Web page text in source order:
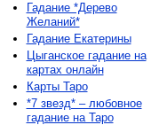
Гадание *Дерево
Желаний*
Гадание Екатерины
Цыганское гадание на
картах онлайн
Карты Таро
*7 звезд* – любовное
гадание на Таро